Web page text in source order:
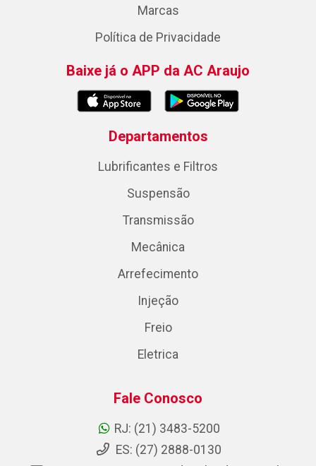
Marcas
Política de Privacidade
Baixe já o APP da AC Araujo
Departamentos
Lubrificantes e Filtros
Suspensão
Transmissão
Mecânica
Arrefecimento
Injeção
Freio
Eletrica
Fale Conosco
RJ: (21) 3483-5200
ES: (27) 2888-0130